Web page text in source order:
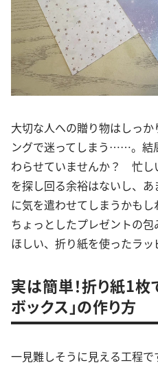
大切な人への贈り物はしっ
ングで迷ってしまう……。結
わらせていませんか？ 忙し
を探し回る余裕はないし、
に気を遣わせてしまうかも
ちょっとしたプレゼントの
ほしい、折り紙を使ったラッ
実は簡単！折り紙1枚
ボックス」の作り方
一見難しそうに見える工程